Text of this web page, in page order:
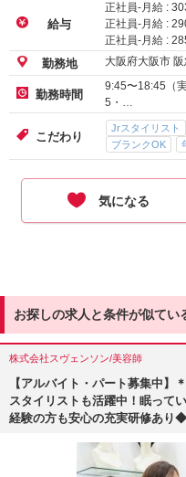
給与
正社員-月給 :
正社員-月給 :
正社員-月給 :
勤務地 大阪府大阪市
勤務時間
9:45〜18:45（
5・…
こだわり
Jrスタイリスト
ブランクOK
気になる
お探しの求人と条件が似てい
株式会社スヴェンソン/美容師
【アルバイト・パート募集中】
スタイリストも活躍中！眠って
経験の方も安心の充実研修あ